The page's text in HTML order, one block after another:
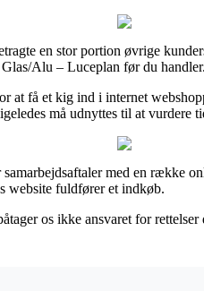
en stor portion øvrige
Alu – Luceplan før du handler.
at få et kig ind i internet
må udnyttes til at vurdere
med en række
website fuldfører et indkøb.
os ikke ansvaret for